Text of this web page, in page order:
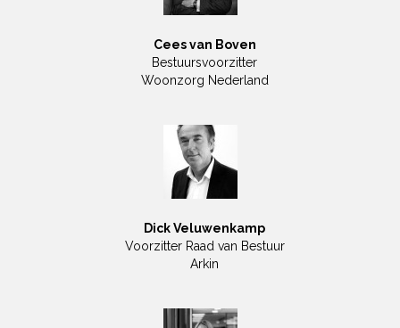
Cees van Boven
Bestuursvoorzitter
Woonzorg Nederland
Dick Veluwenkamp
Voorzitter Raad van Bestuur
Arkin